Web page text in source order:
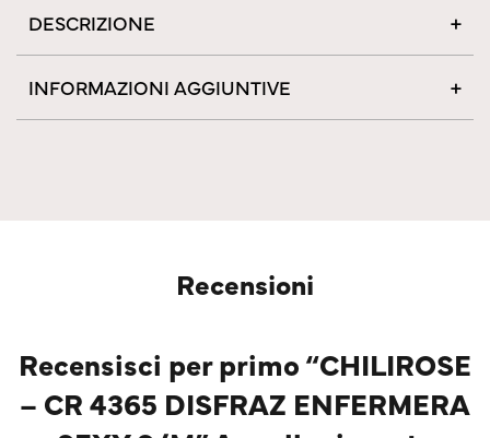
DESCRIZIONE
INFORMAZIONI AGGIUNTIVE
Recensioni
Recensisci per primo “CHILIROSE
– CR 4365 DISFRAZ ENFERMERA